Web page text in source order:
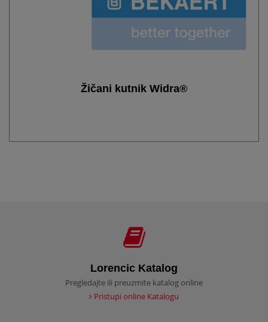
Žičani kutnik Widra®
Lorencic Katalog
Pregledajte ili preuzmite katalog online
Pristupi online Katalogu